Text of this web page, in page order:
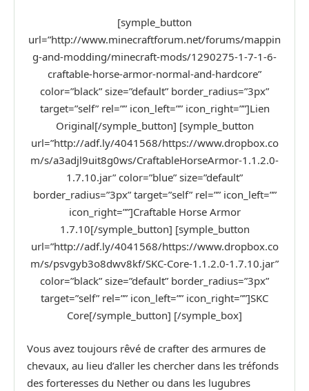
[symple_button
url=”http://www.minecraftforum.net/forums/mappin
g-and-modding/minecraft-mods/1290275-1-7-1-6-
craftable-horse-armor-normal-and-hardcore”
color=”black” size=”default” border_radius=”3px”
target=”self” rel=”” icon_left=”” icon_right=””]Lien
Original[/symple_button] [symple_button
url=”http://adf.ly/4041568/https://www.dropbox.co
m/s/a3adjl9uit8g0ws/CraftableHorseArmor-1.1.2.0-
1.7.10.jar” color=”blue” size=”default”
border_radius=”3px” target=”self” rel=”” icon_left=””
icon_right=””]Craftable Horse Armor
1.7.10[/symple_button] [symple_button
url=”http://adf.ly/4041568/https://www.dropbox.co
m/s/psvgyb3o8dwv8kf/SKC-Core-1.1.2.0-1.7.10.jar”
color=”black” size=”default” border_radius=”3px”
target=”self” rel=”” icon_left=”” icon_right=””]SKC
Core[/symple_button] [/symple_box]
Vous avez toujours rêvé de crafter des armures de
chevaux, au lieu d’aller les chercher dans les tréfonds
des forteresses du Nether ou dans les lugubres